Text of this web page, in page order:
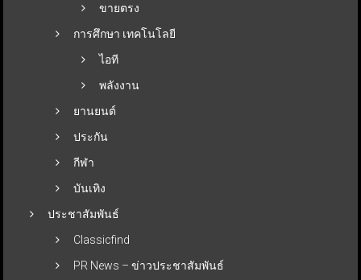
ขายตรง
การศึกษา เทคโนโลยี
ไอที
พลังงาน
ยานยนต์
ประกัน
กีฬา
บันเทิง
ประชาสัมพันธ์
Classicfind
PR News – ข่าวประชาสัมพันธ์